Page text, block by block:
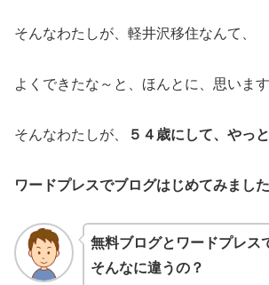
そんなわたしが、軽井沢移住なんて、
よくできたな～と、ほんとに、思います
そんなわたしが、 ５４歳にして、やっと
ワードプレスでブログはじめてみました
無料ブログとワードプレス
そんなに違うの？